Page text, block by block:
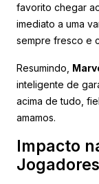
favorito chegar
imediato a uma
sempre fresco e
Resumindo,
inteligente de
acima de tudo,
amamos.
Impacto
Jogadores